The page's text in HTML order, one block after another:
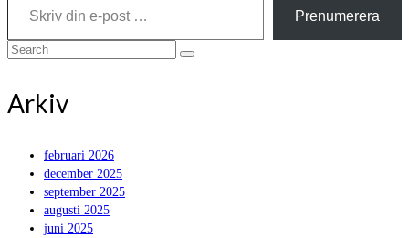
Prenumerera
Search
Arkiv
februari 2026
december 2025
september 2025
augusti 2025
juni 2025